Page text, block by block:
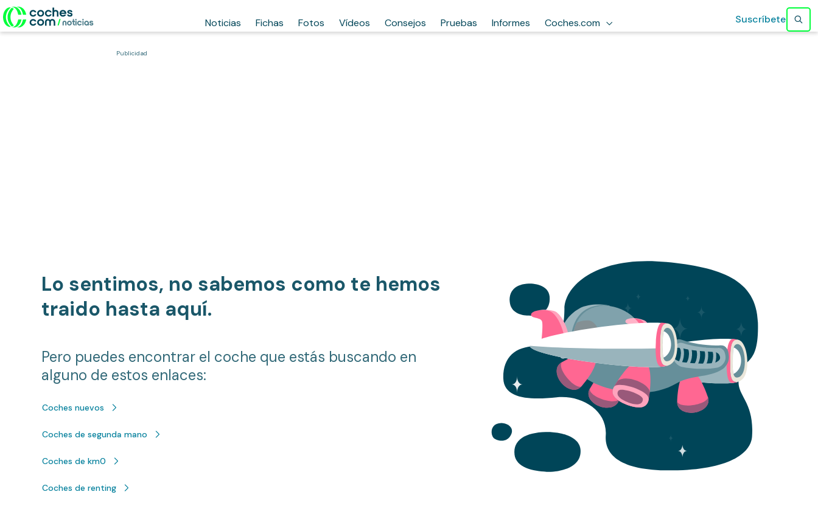
Noticias Fichas Fotos Vídeos Consejos Pruebas Informes Coches.com Suscríbete
Publicidad
Lo sentimos, no sabemos como te hemos
traido hasta aquí.
Pero puedes encontrar el coche que estás buscando en
alguno de estos enlaces:
Coches nuevos
Coches de segunda mano
Coches de km0
Coches de renting